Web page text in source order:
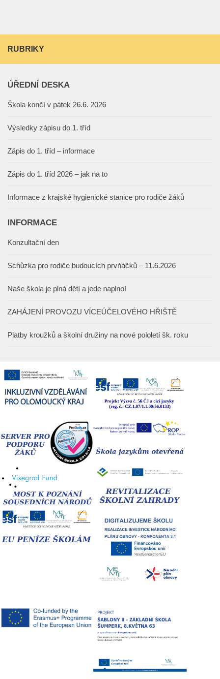
RUBRIKY
ÚŘEDNÍ DESKA
Škola končí v pátek 26.6. 2026
Výsledky zápisu do 1. tříd
Zápis do 1. tříd – informace
Zápis do 1. tříd 2026 – jak na to
Informace z krajské hygienické stanice pro rodiče žáků
INFORMACE
Konzultační den
Schůzka pro rodiče budoucích prvňáčků – 11.6.2026
Naše škola je plná dětí a jede naplno!
ZAHÁJENÍ PROVOZU VÍCEÚČELOVÉHO HŘIŠTĚ
Platby kroužků a školní družiny na nové pololetí šk. roku